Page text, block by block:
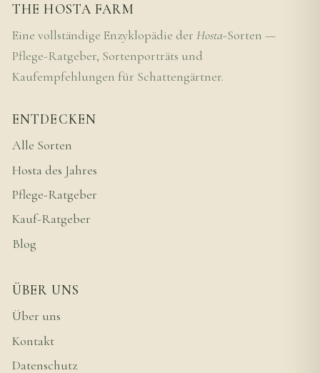
THE HOSTA FARM
Eine vollständige Enzyklopädie der Hosta-Sorten —
Pflege-Ratgeber, Sortenporträts und
Kaufempfehlungen für Schattengärtner.
ENTDECKEN
Alle Sorten
Hosta des Jahres
Pflege-Ratgeber
Kauf-Ratgeber
Blog
ÜBER UNS
Über uns
Kontakt
Datenschutz